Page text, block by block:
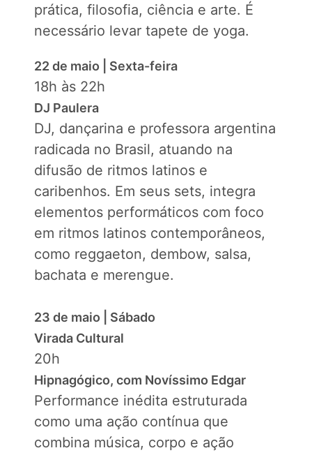
prática, filosofia, ciência e arte. É
necessário levar tapete de yoga.
22 de maio | Sexta-feira
18h às 22h
DJ Paulera
DJ, dançarina e professora argentina
radicada no Brasil, atuando na
difusão de ritmos latinos e
caribenhos. Em seus sets, integra
elementos performáticos com foco
em ritmos latinos contemporâneos,
como reggaeton, dembow, salsa,
bachata e merengue.
23 de maio | Sábado
Virada Cultural
20h
Hipnagógico, com Novíssimo Edgar
Performance inédita estruturada
como uma ação contínua que
combina música, corpo e ação